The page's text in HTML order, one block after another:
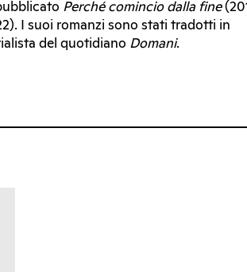
Perché comincio dalla fine
I suoi romanzi sono stati tradotti in
del quotidiano Domani.